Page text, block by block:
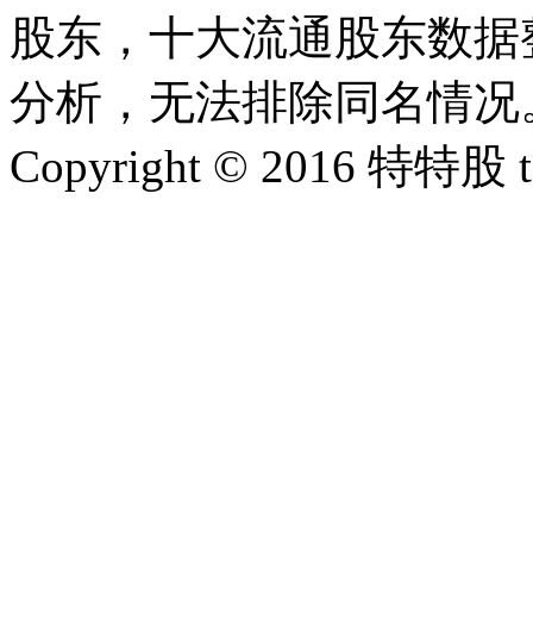
股东，十大流通股东数
分析，无法排除同名情况
Copyright © 2016 特特股